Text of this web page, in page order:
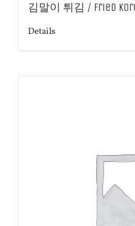
김말이 튀김 / Fried
Details